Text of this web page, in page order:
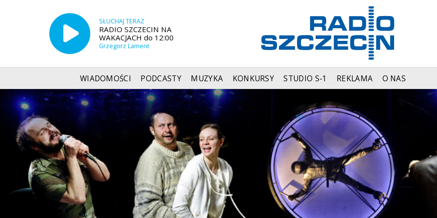
SŁUCHAJ TERAZ
RADIO SZCZECIN NA
WAKACJACH do 12:00
Grzegorz Lament
WIADOMOŚCI PODCASTY MUZYKA KONKURSY STUDIO S-1 REKLAMA O NAS